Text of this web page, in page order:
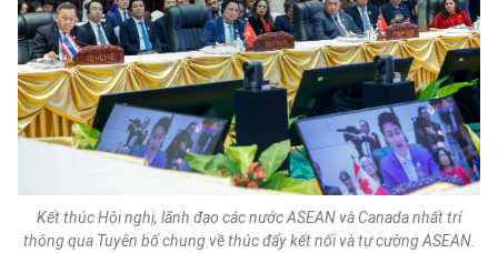
Kết thúc Hội nghị, lãnh đạo các nước ASEAN và Canada nhất trí
thông qua Tuyên bố chung về thúc đẩy kết nối và tự cường ASEAN.